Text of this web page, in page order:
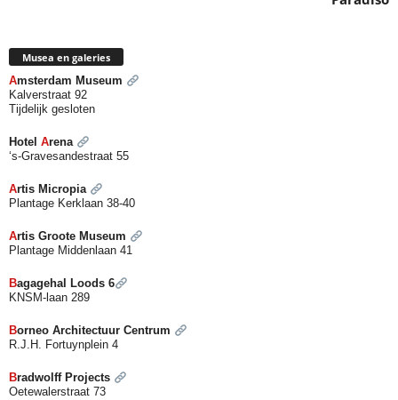
Musea en galeries
Amsterdam Museum
Kalverstraat 92
Tijdelijk gesloten
Hotel Arena
‘s-Gravesandestraat 55
Artis Micropia
Plantage Kerklaan 38-40
Artis Groote Museum
Plantage Middenlaan 41
Bagagehal Loods 6
KNSM-laan 289
Borneo Architectuur Centrum
R.J.H. Fortuynplein 4
Bradwolff Projects
Oetewalerstraat 73